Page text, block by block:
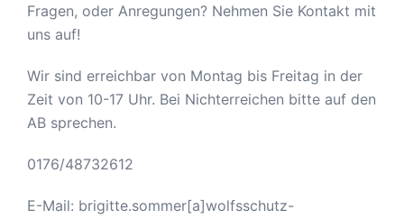
Fragen, oder Anregungen? Nehmen Sie Kontakt mit
uns auf!
Wir sind erreichbar von Montag bis Freitag in der
Zeit von 10-17 Uhr. Bei Nichterreichen bitte auf den
AB sprechen.
0176/48732612
E-Mail: brigitte.sommer[a]wolfsschutz-